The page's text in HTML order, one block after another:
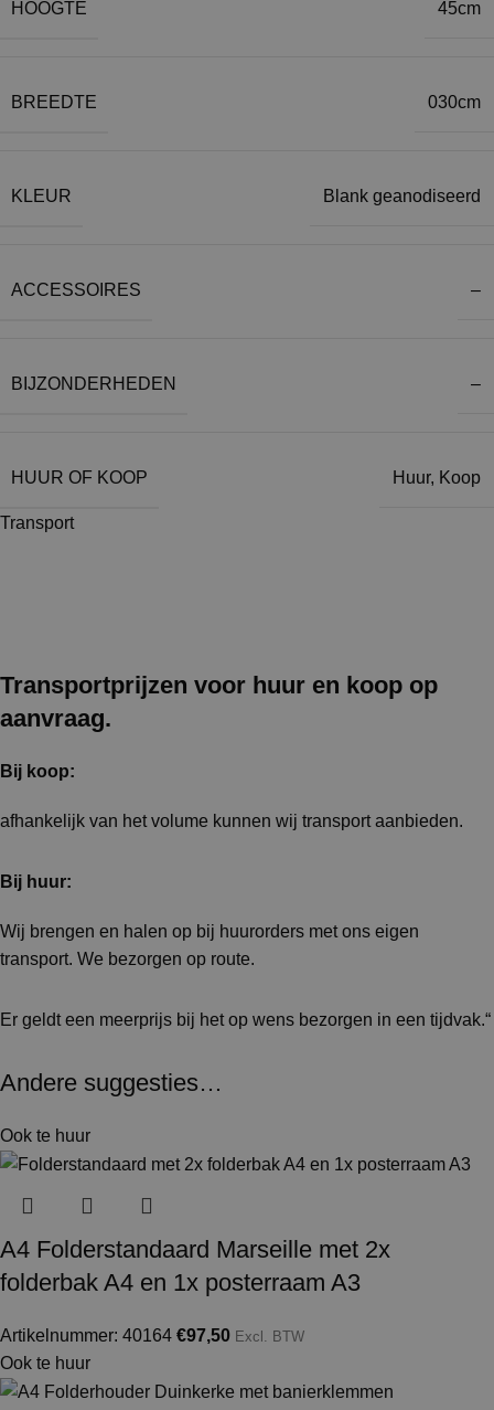
HOOGTE 45cm
BREEDTE 030cm
KLEUR Blank geanodiseerd
ACCESSOIRES –
BIJZONDERHEDEN –
HUUR OF KOOP Huur, Koop
Transport
Transportprijzen voor huur en koop op
aanvraag.
Bij koop:
afhankelijk van het volume kunnen wij transport aanbieden.
Bij huur:
Wij brengen en halen op bij huurorders met ons eigen
transport. We bezorgen op route.
Er geldt een meerprijs bij het op wens bezorgen in een tijdvak.“
Andere suggesties…
Ook te huur
A4 Folderstandaard Marseille met 2x
folderbak A4 en 1x posterraam A3
Artikelnummer: 40164 €97,50 Excl. BTW
Ook te huur